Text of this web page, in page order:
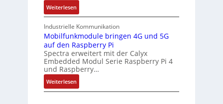
rI
a
n
d
E
Weiterlesen:
1
9
-
Z
o
l
l
-
I
Industrielle Kommunikation
Mobilfunkmodule bringen 4G und 5G
auf den Raspberry Pi
Spectra erweitert mit der Calyx
Embedded Modul Serie Raspberry Pi 4
und Raspberry…
Weiterlesen:
M